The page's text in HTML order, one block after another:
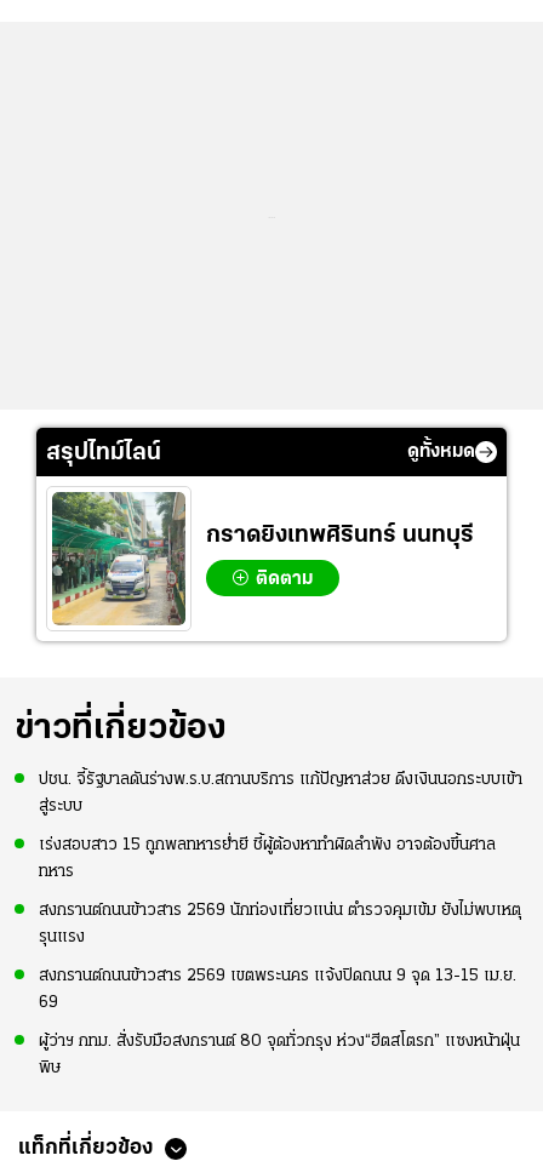
สรุปไทม์ไลน์ ดูทั้งหมด
กราดยิงเทพศิรินทร์ นนทบุรี
ติดตาม
ข่าวที่เกี่ยวข้อง
ปชน. จี้รัฐบาลดันร่างพ.ร.บ.สถานบริการ แก้ปัญหาส่วย ดึงเงินนอกระบบเข้า
สู่ระบบ
เร่งสอบสาว 15 ถูกพลทหารย่ำยี ชี้ผู้ต้องหาทำผิดลำพัง อาจต้องขึ้นศาล
ทหาร
สงกรานต์ถนนข้าวสาร 2569 นักท่องเที่ยวแน่น ตำรวจคุมเข้ม ยังไม่พบเหตุ
รุนแรง
สงกรานต์ถนนข้าวสาร 2569 เขตพระนคร แจ้งปิดถนน 9 จุด 13-15 เม.ย.
69
ผู้ว่าฯ กทม. สั่งรับมือสงกรานต์ 80 จุดทั่วกรุง ห่วง“ฮีตสโตรก” แซงหน้าฝุ่น
พิษ
แท็กที่เกี่ยวข้อง